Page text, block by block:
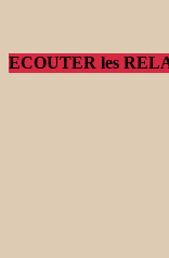
ECOUTER les